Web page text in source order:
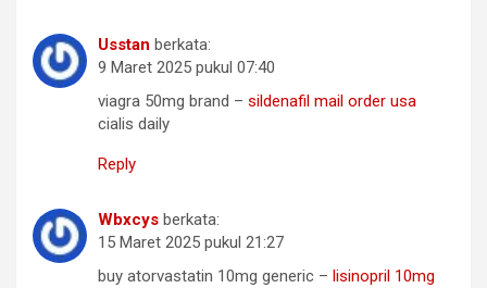
Usstan berkata:
9 Maret 2025 pukul 07:40
viagra 50mg brand – sildenafil mail order usa
cialis daily
Reply
Wbxcys berkata:
15 Maret 2025 pukul 21:27
buy atorvastatin 10mg generic – lisinopril 10mg